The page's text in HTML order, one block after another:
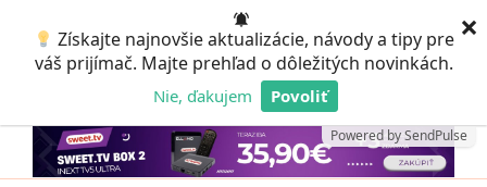
Získajte najnovšie aktualizácie, návody a tipy pre
váš prijímač. Majte prehľad o dôležitých novinkách.
Nie, ďakujem Povoliť
Powered by SendPulse
×
obsah